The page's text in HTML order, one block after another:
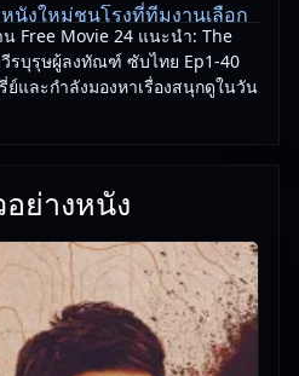
นังใหม่ชนโรงที่ทีมงานเลือก
24
น Free Movie 24 แนะนำ: The
รบุรุษผู้ลงทัณฑ์ ซับไทย Ep1-40
และกำลังมองหาเรื่องสนุกดูในวัน
ย่างหนัง